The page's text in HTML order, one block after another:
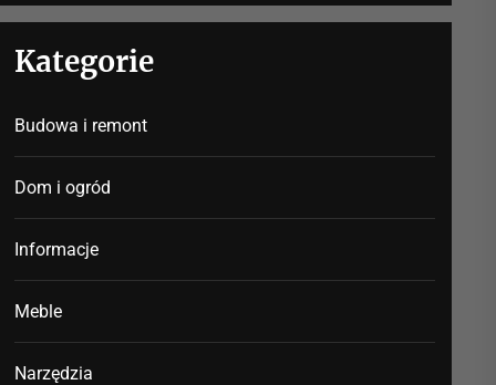
Kategorie
Budowa i remont
Dom i ogród
Informacje
Meble
Narzędzia